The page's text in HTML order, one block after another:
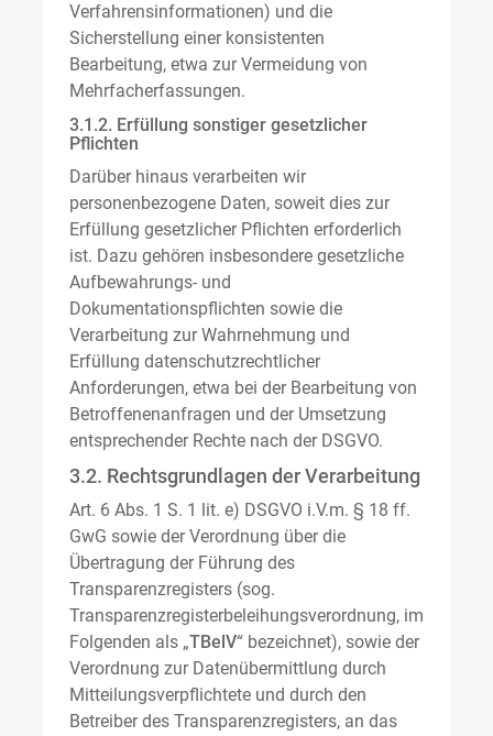
Verfahrensinformationen) und die
Sicherstellung einer konsistenten
Bearbeitung, etwa zur Vermeidung von
Mehrfacherfassungen.
3.1.2. Erfüllung sonstiger gesetzlicher
Pflichten
Darüber hinaus verarbeiten wir
personenbezogene Daten, soweit dies zur
Erfüllung gesetzlicher Pflichten erforderlich
ist. Dazu gehören insbesondere gesetzliche
Aufbewahrungs- und
Dokumentationspflichten sowie die
Verarbeitung zur Wahrnehmung und
Erfüllung datenschutzrechtlicher
Anforderungen, etwa bei der Bearbeitung von
Betroffenenanfragen und der Umsetzung
entsprechender Rechte nach der DSGVO.
3.2. Rechtsgrundlagen der Verarbeitung
Art. 6 Abs. 1 S. 1 lit. e) DSGVO i.V.m. § 18 ff.
GwG sowie der Verordnung über die
Übertragung der Führung des
Transparenzregisters (sog.
Transparenzregisterbeleihungsverordnung, im
Folgenden als „TBelV“ bezeichnet), sowie der
Verordnung zur Datenübermittlung durch
Mitteilungsverpflichtete und durch den
Betreiber des Transparenzregisters, an das